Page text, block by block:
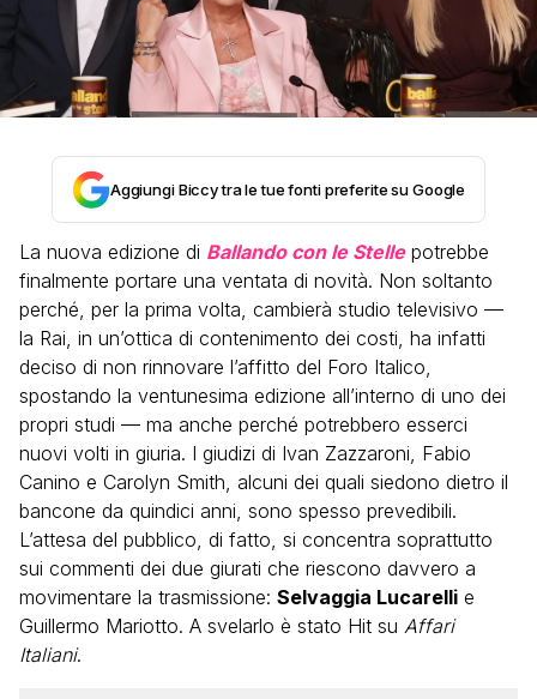
Aggiungi Biccy tra le tue fonti preferite su Google
La nuova edizione di Ballando con le Stellepotrebbe
finalmente portare una ventata di novità. Non soltanto
perché, per la prima volta, cambierà studio televisivo —
la Rai, in un’ottica di contenimento dei costi, ha infatti
deciso di non rinnovare l’affitto del Foro Italico,
spostando la ventunesima edizione all’interno di uno dei
propri studi — ma anche perché potrebbero esserci
nuovi volti in giuria. I giudizi di Ivan Zazzaroni, Fabio
Canino e Carolyn Smith, alcuni dei quali siedono dietro il
bancone da quindici anni, sono spesso prevedibili.
L’attesa del pubblico, di fatto, si concentra soprattutto
sui commenti dei due giurati che riescono davvero a
movimentare la trasmissione: Selvaggia Lucarelli e
Guillermo Mariotto. A svelarlo è stato Hit su Affari
Italiani.